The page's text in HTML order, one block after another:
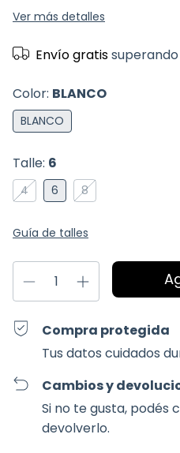
Ver más detalles
Envío gratis
Color: BLANCO
BLANCO
Talle: 6
4 6 8
Guía de talles
Compra protegida
Tus datos cuidados
Cambios y
Si no te gusta, podés
devolverlo.